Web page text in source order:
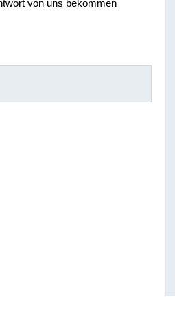
von uns bekommen